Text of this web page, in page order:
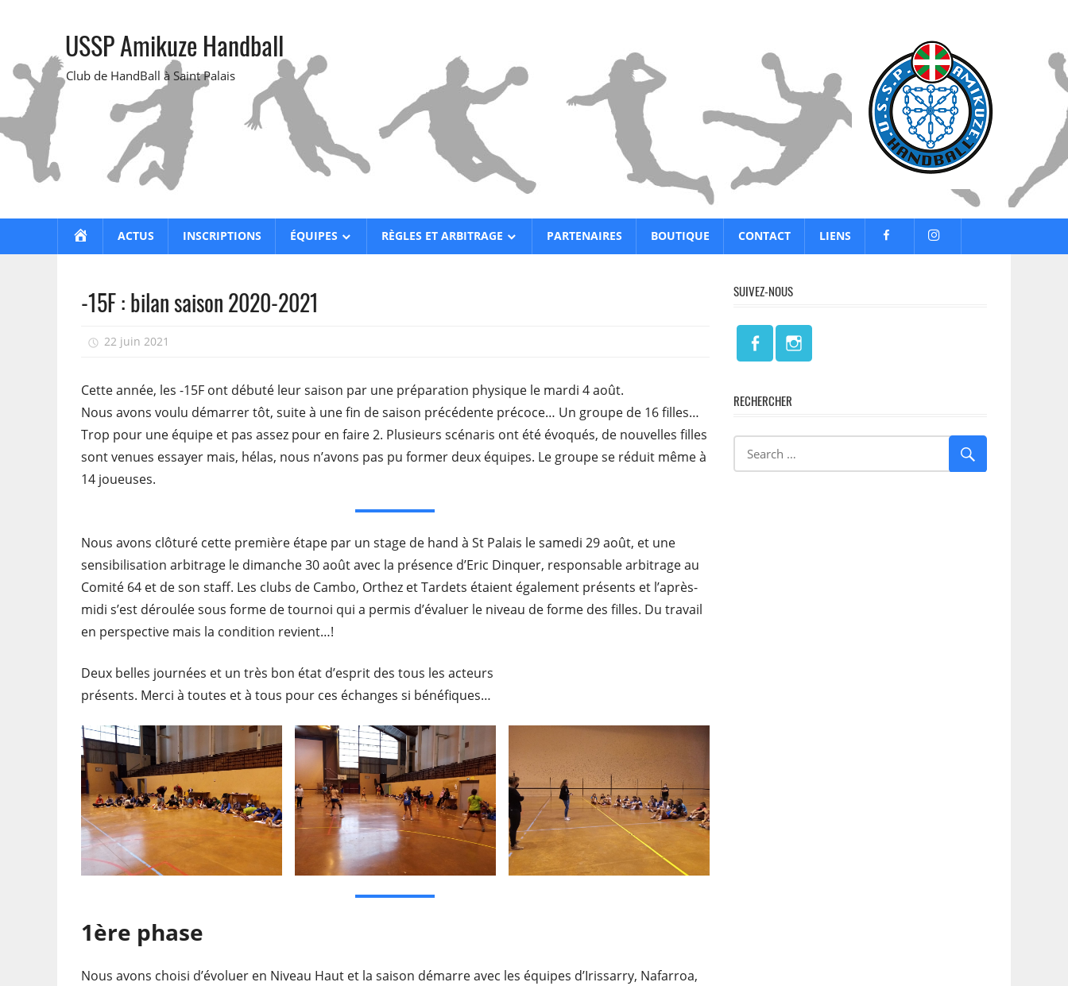
USSP Amikuze Handball
Club de HandBall à Saint Palais
ACCUEILACTUS INSCRIPTIONS ÉQUIPES RÈGLES ET ARBITRAGE PARTENAIRES BOUTIQUE CONTACT LIENS
-15F : bilan saison 2020-2021
22 juin 2021
Cette année, les -15F ont débuté leur saison par une préparation physique le mardi 4 août.
Nous avons voulu démarrer tôt, suite à une fin de saison précédente précoce… Un groupe de 16 filles…
Trop pour une équipe et pas assez pour en faire 2. Plusieurs scénaris ont été évoqués, de nouvelles filles
sont venues essayer mais, hélas, nous n’avons pas pu former deux équipes. Le groupe se réduit même à
14 joueuses.
Nous avons clôturé cette première étape par un stage de hand à St Palais le samedi 29 août, et une
sensibilisation arbitrage le dimanche 30 août avec la présence d’Eric Dinquer, responsable arbitrage au
Comité 64 et de son staff. Les clubs de Cambo, Orthez et Tardets étaient également présents et l’après-
midi s’est déroulée sous forme de tournoi qui a permis d’évaluer le niveau de forme des filles. Du travail
en perspective mais la condition revient…!
Deux belles journées et un très bon état d’esprit des tous les acteurs
présents. Merci à toutes et à tous pour ces échanges si bénéfiques…
1ère phase
Nous avons choisi d’évoluer en Niveau Haut et la saison démarre avec les équipes d’Irissarry, Nafarroa,
SUIVEZ-NOUS
RECHERCHER